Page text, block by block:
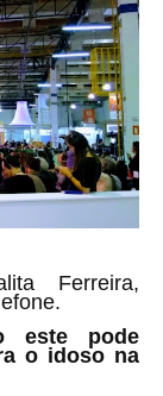
Ferreira,
este pode
o idoso na